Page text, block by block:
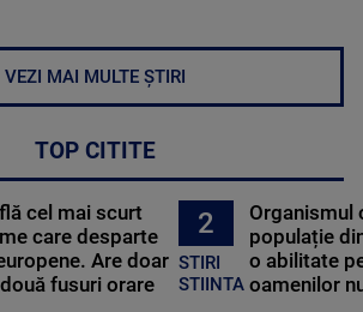
VEZI MAI MULTE ȘTIRI
TOP CITITE
cel mai scurt
care desparte
Are doar
fusuri orare
2
STIRI
STIINTA
Organismul
populație
o abilitate
oamenilor